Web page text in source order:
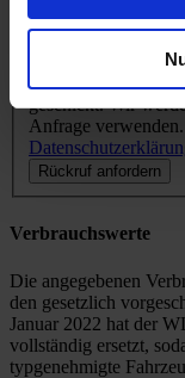
Telefon*
Ihre Anfrage wird
geschickt. Wir
Anfrage
Rückruf anfordern
Verbrauchswerte
Die angegebenen
den gesetzlich
Januar 2022 hat der
vollständig ersetzt,
typgenehmigte